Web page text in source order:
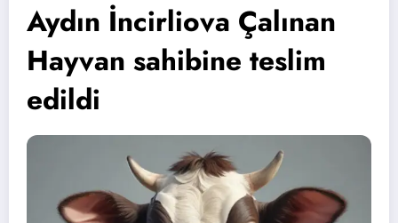
Aydın İncirliova Çalınan
Hayvan sahibine teslim
edildi